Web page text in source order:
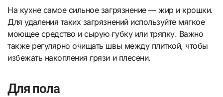
На кухне самое сильное загрязнение — жир и крошки.
Для удаления таких загрязнений используйте мягкое
моющее средство и сырую губку или тряпку. Важно
также регулярно очищать швы между плиткой, чтобы
избежать накопления грязи и плесени.
Для пола